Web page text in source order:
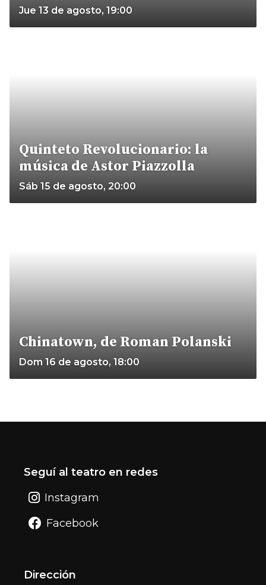
Jue 13 de agosto, 19:00
Quinteto Revolucionario: la
música de Astor Piazzolla
Sáb 15 de agosto, 20:00
Chinatown, de Roman Polanski
Dom 16 de agosto, 18:00
Seguí al teatro en redes
Instagram
Facebook
Dirección